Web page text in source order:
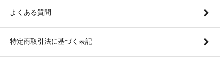
よくある質問
特定商取引法に基づく表記